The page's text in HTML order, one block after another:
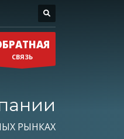
СВЯЗЬ
РЫНКАХ